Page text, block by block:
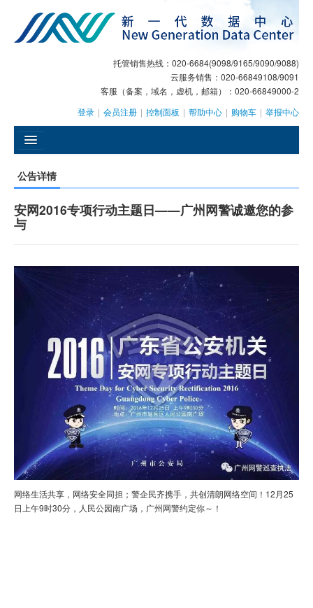
托管销售热线：020-6684(9098/9165/9090/9088)
云服务销售：020-66849108/9091
客服（备案，域名，虚机，邮箱）：020-66849000-2
登录 | 会员注册 | 控制面板 | 帮助中心 | 购物车 | 举报中心
GEO
AI客服
主机托管
虚拟主机
企业邮箱
SSL证书
客服中心
企业文化
公告详情
安网2016专项行动主题日——广州网警诚邀您的参
与
网络生活共享，网络安全同担；警企民齐携手，共创清朗网络空间！12月25
日上午9时30分，人民公园南广场，广州网警约定你～！